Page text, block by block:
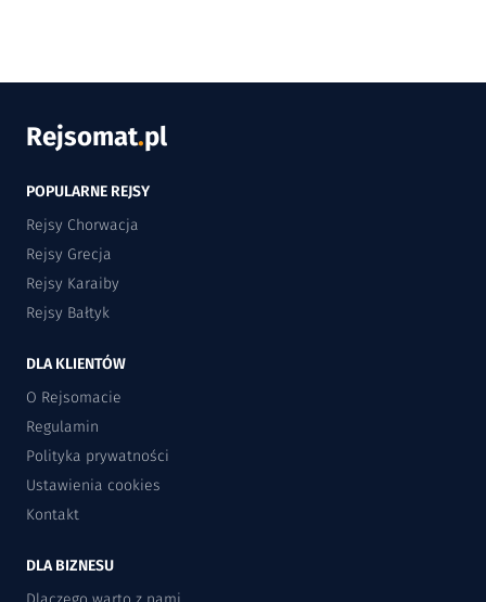
Rejsomat.pl
POPULARNE REJSY
Rejsy Chorwacja
Rejsy Grecja
Rejsy Karaiby
Rejsy Bałtyk
DLA KLIENTÓW
O Rejsomacie
Regulamin
Polityka prywatności
Ustawienia cookies
Kontakt
DLA BIZNESU